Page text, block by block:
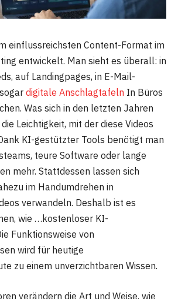
einflussreichsten Content-Format im
entwickelt. Man sieht es überall: in
auf Landingpages, in E-Mail-
digitale Anschlagtafeln In Büros
Was sich in den letzten Jahren
Leichtigkeit, mit der diese Videos
KI-gestützter Tools benötigt man
teure Software oder lange
mehr. Stattdessen lassen sich
im Handumdrehen in
verwandeln. Deshalb ist es
wie …kostenloser KI-
Funktionsweise von
wird für heutige
zu einem unverzichtbaren Wissen.
verändern die Art und Weise, wie